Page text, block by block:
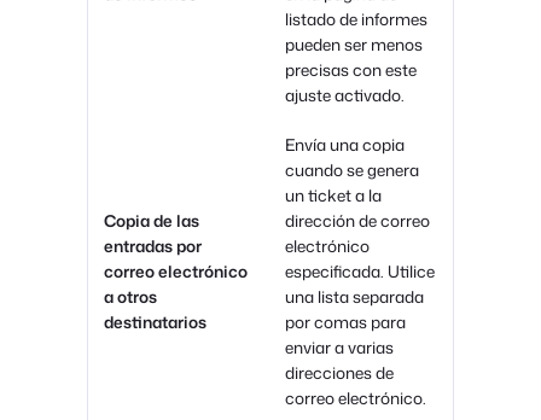
listado de informes
pueden ser menos
precisas con este
ajuste activado.
Copia de las
entradas por
correo electrónico
a otros
destinatarios
Envía una copia
cuando se genera
un ticket a la
dirección de correo
electrónico
especificada. Utilice
una lista separada
por comas para
enviar a varias
direcciones de
correo electrónico.